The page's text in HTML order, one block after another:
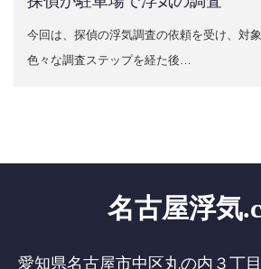
今回は、探偵の浮気調査の依頼を受け、対
色々な調査ステップを経た後…
名古屋浮気
愛知県名古屋市中区丸の内３丁